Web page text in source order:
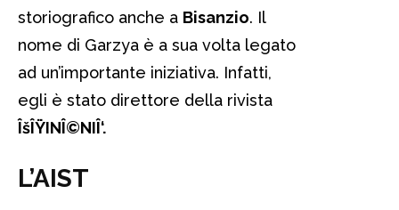
storiografico anche a Bisanzio. Il
nome di Garzya è a sua volta legato
ad un’importante iniziativa. Infatti,
egli è stato direttore della rivista
ÎšÎŸINÎ©NIÎ‘.
L’AIST